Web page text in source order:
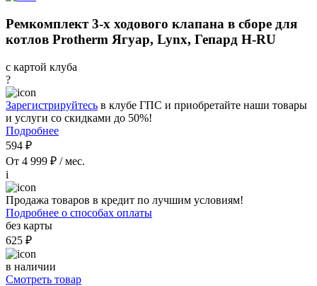
Ремкомплект 3-х ходового клапана в сборе для
котлов Protherm Ягуар, Lynx, Гепард H-RU
с картой клуба
?
Зарегистрируйтесь в клубе ГПС и приобретайте наши товары
и услуги со скидками до 50%!
Подробнее
594 ₽
От 4 999 ₽ / мес.
i
Продажа товаров в кредит по лучшим условиям!
Подробнее о способах оплаты
без карты
625 ₽
в наличии
Смотреть товар